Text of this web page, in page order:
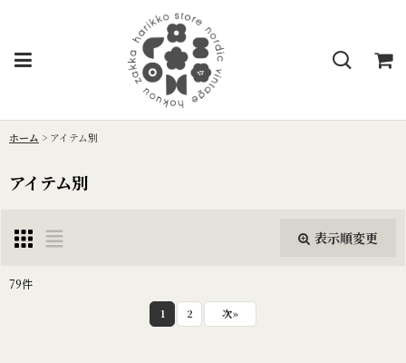
ホーム > アイテム別
アイテム別
表示順変更
79件
1 2 次»